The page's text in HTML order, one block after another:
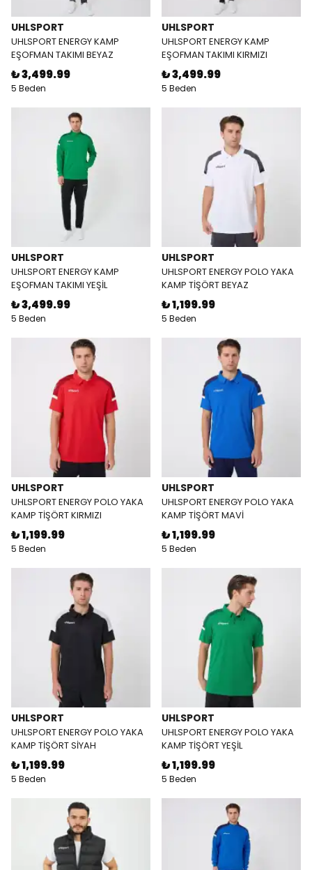
UHLSPORT
UHLSPORT ENERGY KAMP
EŞOFMAN TAKIMI BEYAZ
₺ 3,499.99
5 Beden
UHLSPORT
UHLSPORT ENERGY KAMP
EŞOFMAN TAKIMI KIRMIZI
₺ 3,499.99
5 Beden
UHLSPORT
UHLSPORT ENERGY KAMP
EŞOFMAN TAKIMI YEŞİL
₺ 3,499.99
5 Beden
UHLSPORT
UHLSPORT ENERGY POLO YAKA
KAMP TİŞÖRT BEYAZ
₺ 1,199.99
5 Beden
UHLSPORT
UHLSPORT ENERGY POLO YAKA
KAMP TİŞÖRT KIRMIZI
₺ 1,199.99
5 Beden
UHLSPORT
UHLSPORT ENERGY POLO YAKA
KAMP TİŞÖRT MAVİ
₺ 1,199.99
5 Beden
UHLSPORT
UHLSPORT ENERGY POLO YAKA
KAMP TİŞÖRT SİYAH
₺ 1,199.99
5 Beden
UHLSPORT
UHLSPORT ENERGY POLO YAKA
KAMP TİŞÖRT YEŞİL
₺ 1,199.99
5 Beden